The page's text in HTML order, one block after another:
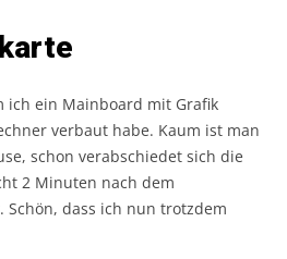
ich ein Mainboard mit Grafik
verbaut habe. Kaum ist man
schon verabschiedet sich die
2 Minuten nach dem
Schön, dass ich nun trotzdem